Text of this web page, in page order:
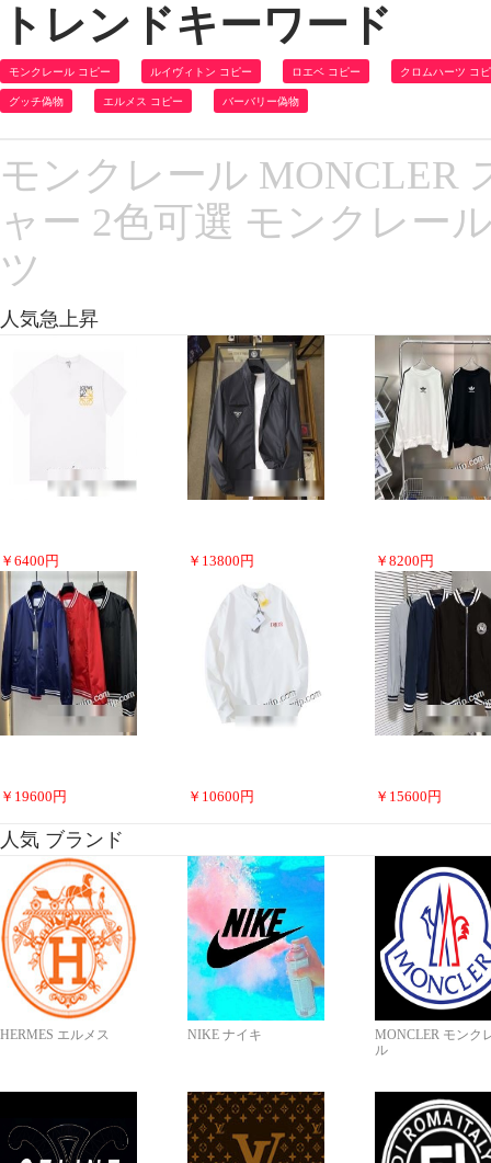
トレンドキーワード
モンクレール コピー ルイヴィトン コピー ロエベ コピー クロムハーツ コ
グッチ偽物 エルメス コピー バーバリー偽物
モンクレール MONCLER
ャー 2色可選 モンクレー
ツ
人気急上昇
￥ 6400 円 ￥ 13800 円 ￥ 8200 円
￥ 19600 円 ￥ 10600 円 ￥ 15600 円
人気 ブランド
HERMES エルメス NIKE ナイキ
MONCLER モンク
ル